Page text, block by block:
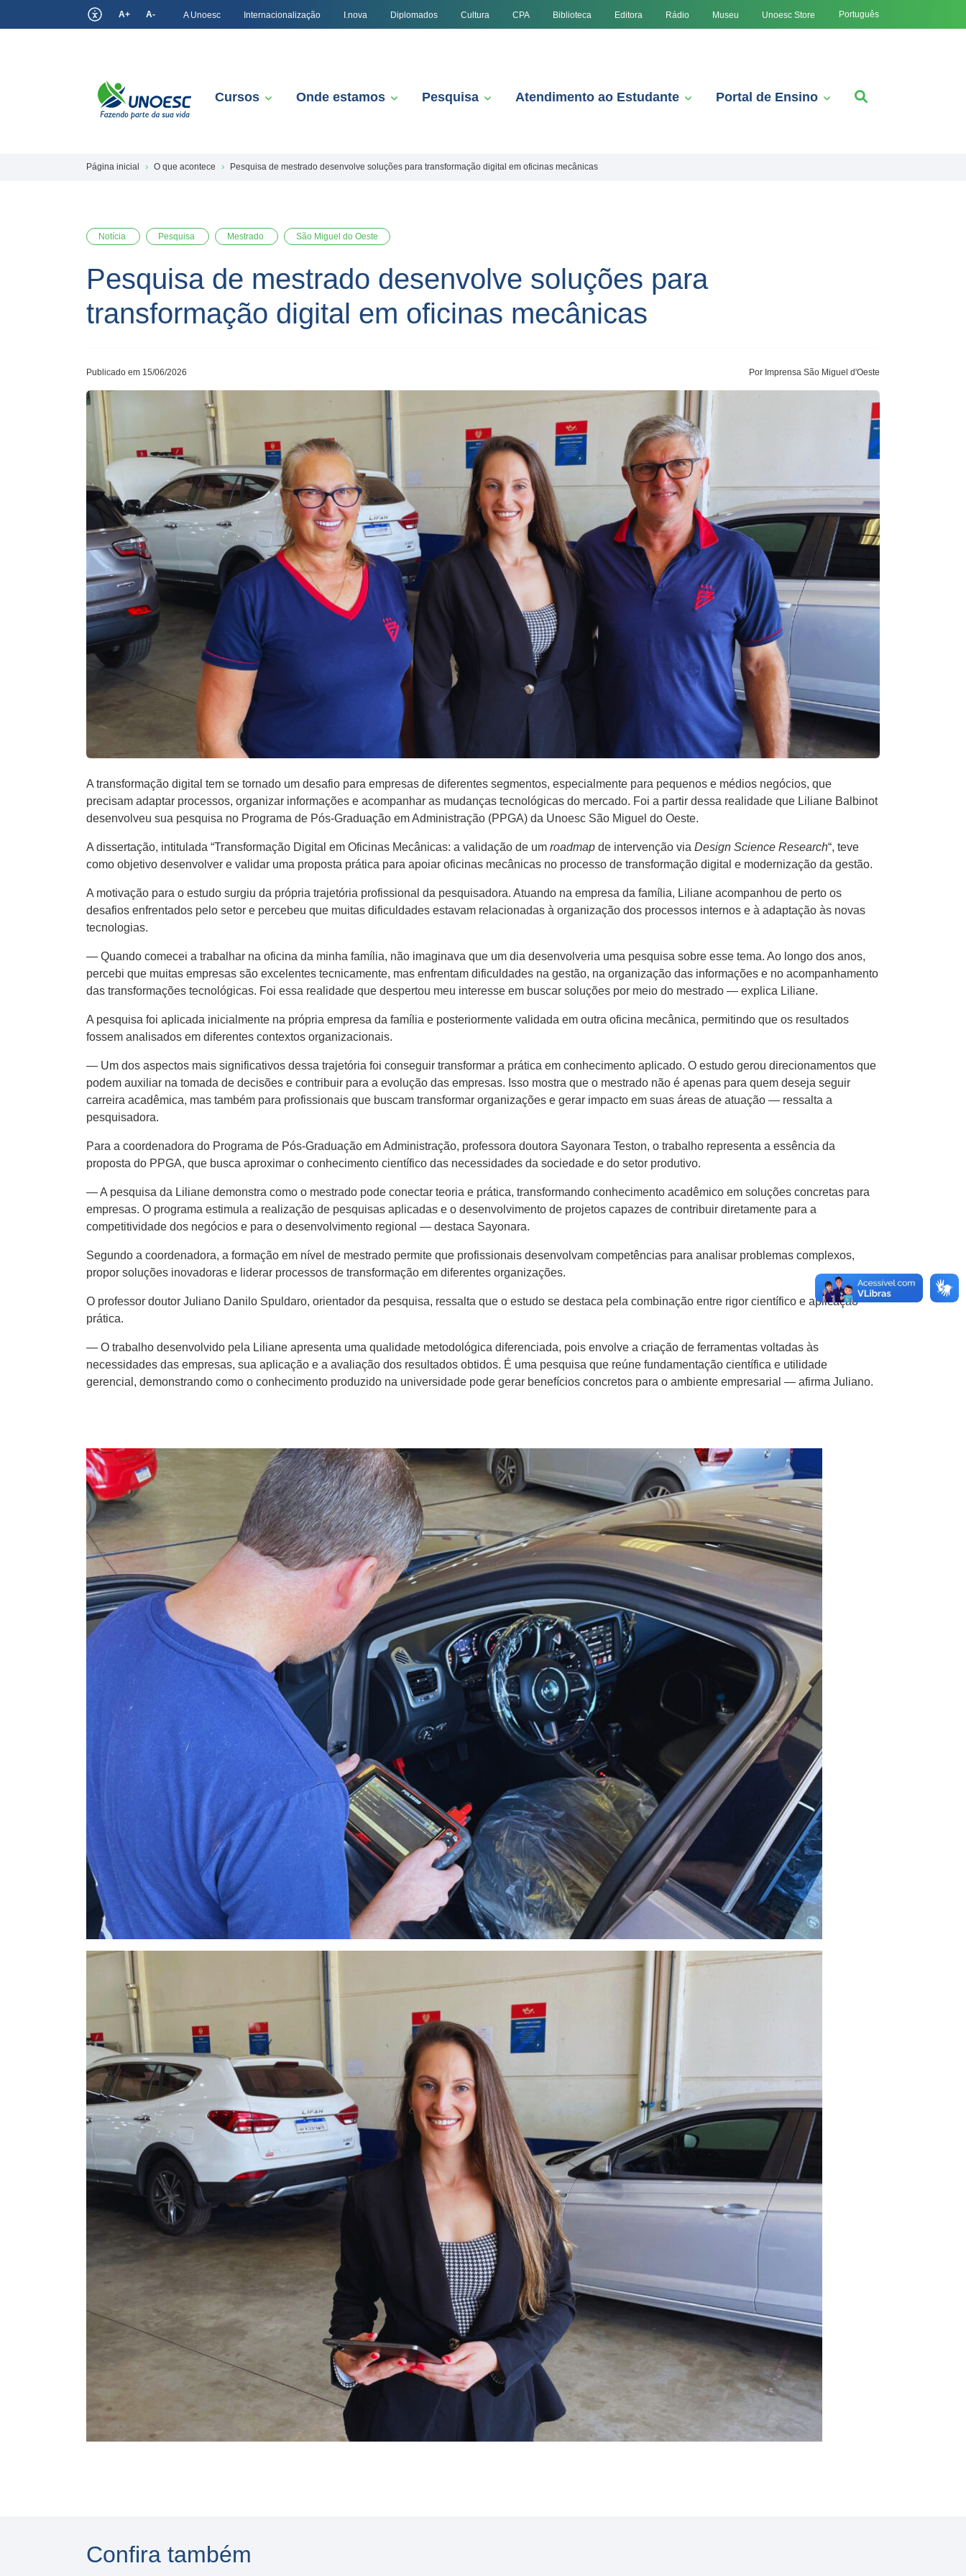
A+ A- A Unoesc Internacionalização I.nova Diplomados Cultura CPA Biblioteca Editora Rádio Museu Unoesc Store Português
Cursos Onde estamos Pesquisa Atendimento ao Estudante Portal de Ensino
Página inicial O que acontece Pesquisa de mestrado desenvolve soluções para transformação digital em oficinas mecânicas
Notícia Pesquisa Mestrado São Miguel do Oeste
Pesquisa de mestrado desenvolve soluções para
transformação digital em oficinas mecânicas
Publicado em 15/06/2026 Por Imprensa São Miguel d'Oeste
A transformação digital tem se tornado um desafio para empresas de diferentes segmentos, especialmente para pequenos e médios negócios, que
precisam adaptar processos, organizar informações e acompanhar as mudanças tecnológicas do mercado. Foi a partir dessa realidade que Liliane Balbinot
desenvolveu sua pesquisa no Programa de Pós-Graduação em Administração (PPGA) da Unoesc São Miguel do Oeste.
A dissertação, intitulada “Transformação Digital em Oficinas Mecânicas: a validação de um roadmap de intervenção via Design Science Research“, teve
como objetivo desenvolver e validar uma proposta prática para apoiar oficinas mecânicas no processo de transformação digital e modernização da gestão.
A motivação para o estudo surgiu da própria trajetória profissional da pesquisadora. Atuando na empresa da família, Liliane acompanhou de perto os
desafios enfrentados pelo setor e percebeu que muitas dificuldades estavam relacionadas à organização dos processos internos e à adaptação às novas
tecnologias.
— Quando comecei a trabalhar na oficina da minha família, não imaginava que um dia desenvolveria uma pesquisa sobre esse tema. Ao longo dos anos,
percebi que muitas empresas são excelentes tecnicamente, mas enfrentam dificuldades na gestão, na organização das informações e no acompanhamento
das transformações tecnológicas. Foi essa realidade que despertou meu interesse em buscar soluções por meio do mestrado — explica Liliane.
A pesquisa foi aplicada inicialmente na própria empresa da família e posteriormente validada em outra oficina mecânica, permitindo que os resultados
fossem analisados em diferentes contextos organizacionais.
— Um dos aspectos mais significativos dessa trajetória foi conseguir transformar a prática em conhecimento aplicado. O estudo gerou direcionamentos que
podem auxiliar na tomada de decisões e contribuir para a evolução das empresas. Isso mostra que o mestrado não é apenas para quem deseja seguir
carreira acadêmica, mas também para profissionais que buscam transformar organizações e gerar impacto em suas áreas de atuação — ressalta a
pesquisadora.
Para a coordenadora do Programa de Pós-Graduação em Administração, professora doutora Sayonara Teston, o trabalho representa a essência da
proposta do PPGA, que busca aproximar o conhecimento científico das necessidades da sociedade e do setor produtivo.
— A pesquisa da Liliane demonstra como o mestrado pode conectar teoria e prática, transformando conhecimento acadêmico em soluções concretas para
empresas. O programa estimula a realização de pesquisas aplicadas e o desenvolvimento de projetos capazes de contribuir diretamente para a
competitividade dos negócios e para o desenvolvimento regional — destaca Sayonara.
Segundo a coordenadora, a formação em nível de mestrado permite que profissionais desenvolvam competências para analisar problemas complexos,
propor soluções inovadoras e liderar processos de transformação em diferentes organizações.
O professor doutor Juliano Danilo Spuldaro, orientador da pesquisa, ressalta que o estudo se destaca pela combinação entre rigor científico e aplicação
prática.
— O trabalho desenvolvido pela Liliane apresenta uma qualidade metodológica diferenciada, pois envolve a criação de ferramentas voltadas às
necessidades das empresas, sua aplicação e a avaliação dos resultados obtidos. É uma pesquisa que reúne fundamentação científica e utilidade
gerencial, demonstrando como o conhecimento produzido na universidade pode gerar benefícios concretos para o ambiente empresarial — afirma Juliano.
Confira também